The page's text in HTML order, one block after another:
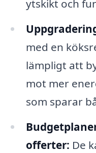
ytskikt och
med en
lämpligt att
mot mer
som sparar
offerter: De